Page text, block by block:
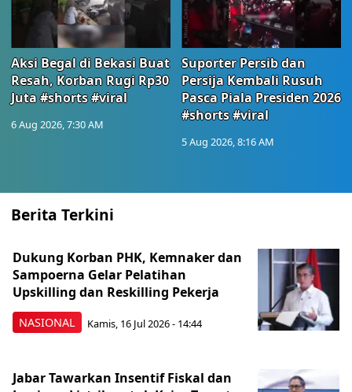
Aksi Begal di Bekasi Buat
Resah, Korban Rugi Rp30
Juta #shorts #viral
6 Aug 2026, 7:30 AM
Suporter Persib dan
Persija Kembali Rusuh
Pasca Piala Presiden 2026
#shorts #viral
5 Aug 2026, 8:16 AM
Berita Terkini
NASIONAL
Dukung Korban PHK, Kemnaker dan
Sampoerna Gelar Pelatihan
Upskilling dan Reskilling Pekerja
Kamis, 16 Jul 2026 - 14:44
Jabar Tawarkan Insentif Fiskal dan